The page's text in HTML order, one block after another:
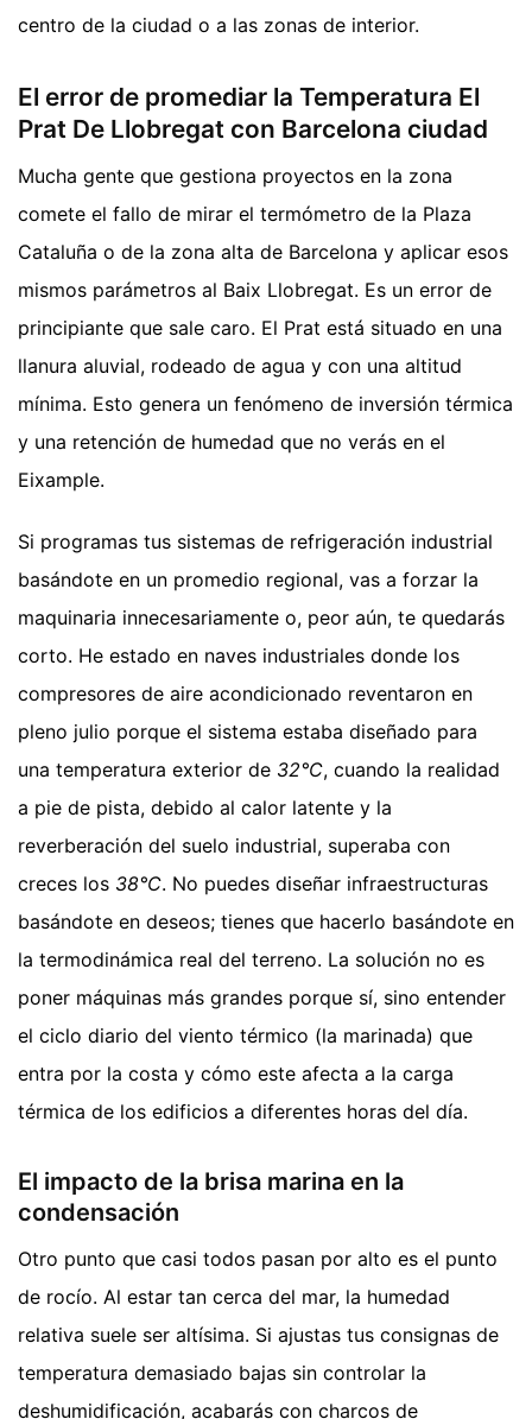
centro de la ciudad o a las zonas de interior.
El error de promediar la Temperatura El
Prat De Llobregat con Barcelona ciudad
Mucha gente que gestiona proyectos en la zona
comete el fallo de mirar el termómetro de la Plaza
Cataluña o de la zona alta de Barcelona y aplicar esos
mismos parámetros al Baix Llobregat. Es un error de
principiante que sale caro. El Prat está situado en una
llanura aluvial, rodeado de agua y con una altitud
mínima. Esto genera un fenómeno de inversión térmica
y una retención de humedad que no verás en el
Eixample.
Si programas tus sistemas de refrigeración industrial
basándote en un promedio regional, vas a forzar la
maquinaria innecesariamente o, peor aún, te quedarás
corto. He estado en naves industriales donde los
compresores de aire acondicionado reventaron en
pleno julio porque el sistema estaba diseñado para
una temperatura exterior de 32°C, cuando la realidad
a pie de pista, debido al calor latente y la
reverberación del suelo industrial, superaba con
creces los 38°C. No puedes diseñar infraestructuras
basándote en deseos; tienes que hacerlo basándote en
la termodinámica real del terreno. La solución no es
poner máquinas más grandes porque sí, sino entender
el ciclo diario del viento térmico (la marinada) que
entra por la costa y cómo este afecta a la carga
térmica de los edificios a diferentes horas del día.
El impacto de la brisa marina en la
condensación
Otro punto que casi todos pasan por alto es el punto
de rocío. Al estar tan cerca del mar, la humedad
relativa suele ser altísima. Si ajustas tus consignas de
temperatura demasiado bajas sin controlar la
deshumidificación, acabarás con charcos de